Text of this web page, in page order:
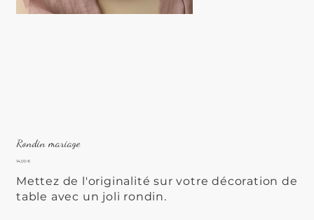
Rondin mariage
Prix
14,00 €
Mettez de l'originalité sur votre décoration de
table avec un joli rondin.